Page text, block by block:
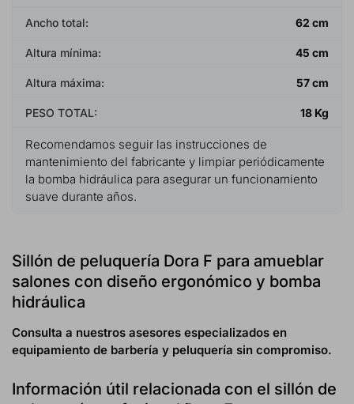
Ancho total: 62 cm
Altura mínima: 45 cm
Altura máxima: 57 cm
PESO TOTAL: 18 Kg
Recomendamos seguir las instrucciones de
mantenimiento del fabricante y limpiar periódicamente
la bomba hidráulica para asegurar un funcionamiento
suave durante años.
Sillón de peluquería Dora F para amueblar
salones con diseño ergonómico y bomba
hidráulica
Consulta a nuestros asesores especializados en
equipamiento de barbería y peluquería sin compromiso.
Información útil relacionada con el sillón de